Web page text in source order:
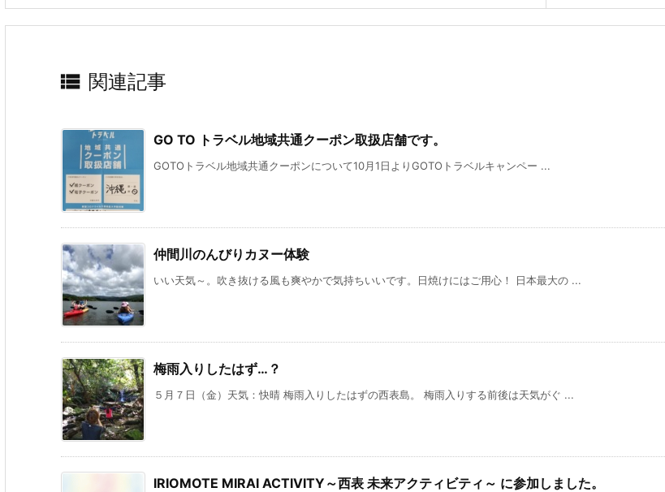
 関連記事
GO TO トラベル地域共通クーポン取扱店舗です。
GOTOトラベル地域共通クーポンについて10月1日よりGOTOトラベルキャンペー ...
仲間川のんびりカヌー体験
いい天気～。吹き抜ける風も爽やかで気持ちいいです。日焼けにはご用心！ 日本最大の ...
梅雨入りしたはず…？
５月７日（金）天気：快晴 梅雨入りしたはずの西表島。 梅雨入りする前後は天気がぐ ...
IRIOMOTE MIRAI ACTIVITY～西表 未来アクティビティ～ に参加しました。